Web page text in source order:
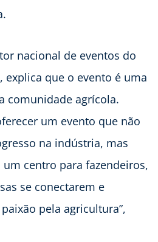
nacional de eventos do
explica que o evento é uma
comunidade agrícola.
um evento que não
na indústria, mas
centro para fazendeiros,
se conectarem e
pela agricultura”,